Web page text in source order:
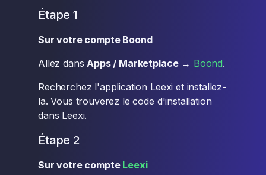
Étape 1
Sur votre compte Boond
Allez dansApps / Marketplace→ Boond.
Recherchez l'application Leexi et installez-
la. Vous trouverez le code d'installation
dans Leexi.
Étape 2
Sur votre compte Leexi